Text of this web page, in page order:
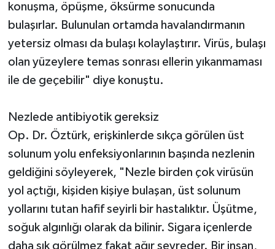
konuşma, öpüşme, öksürme sonucunda
bulaşırlar. Bulunulan ortamda havalandırmanın
yetersiz olması da bulaşı kolaylaştırır. Virüs, bulaşı
olan yüzeylere temas sonrası ellerin yıkanmaması
ile de geçebilir" diye konuştu.
Nezlede antibiyotik gereksiz
Op. Dr. Öztürk, erişkinlerde sıkça görülen üst
solunum yolu enfeksiyonlarının başında nezlenin
geldiğini söyleyerek, "Nezle birden çok virüsün
yol açtığı, kişiden kişiye bulaşan, üst solunum
yollarını tutan hafif seyirli bir hastalıktır. Üşütme,
soğuk algınlığı olarak da bilinir. Sigara içenlerde
daha sık görülmez fakat ağır seyreder. Bir insan,